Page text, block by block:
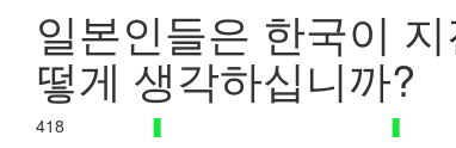
일본인들은 한국이
떻게 생각하십니까?
418